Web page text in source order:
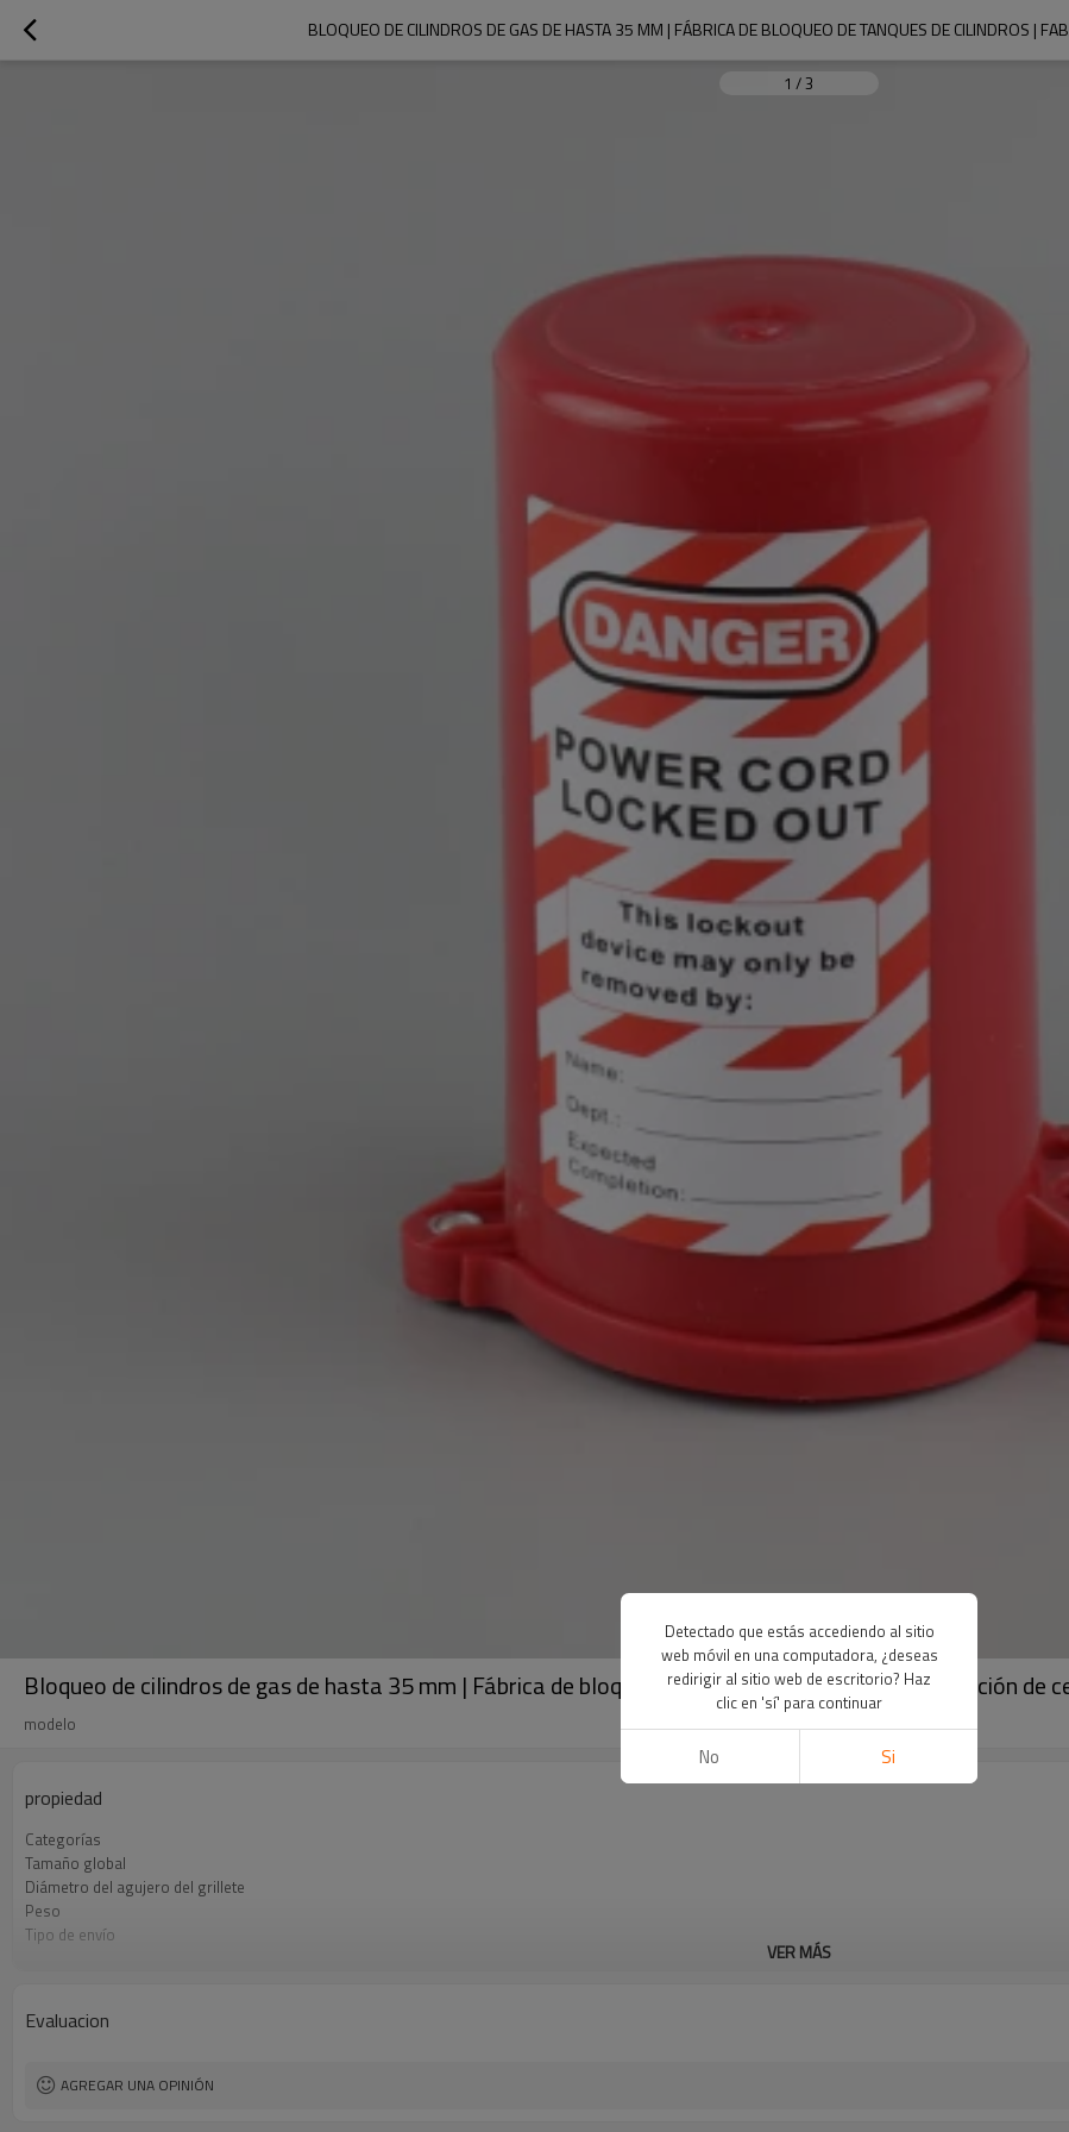
BLOQUEO DE CILINDROS DE GAS DE HASTA 35 MM | FÁBRICA DE BLOQUEO DE TANQUES DE CILINDROS |
1 /3
Bloqueo de cilindros de gas de hasta 35 mm | Fábrica de bloqueo de tanques de cilindros | Fabricación de
modelo
propiedad
Categorías
Tamaño global
Diámetro del agujero del grillete
Peso
Tipo de envío
VER MÁS
Evaluacion
AGREGAR UNA OPINIÓN
Detectado que estás accediendo al sitio
web móvil en una computadora, ¿deseas
redirigir al sitio web de escritorio? Haz
clic en 'sí' para continuar
No Si